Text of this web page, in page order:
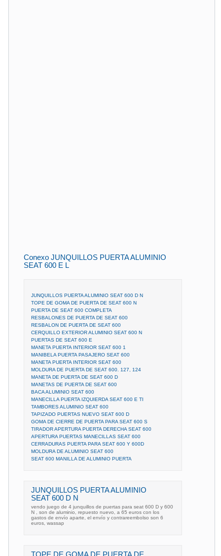
Conexo JUNQUILLOS PUERTA ALUMINIO
SEAT 600 E L
JUNQUILLOS PUERTA ALUMINIO SEAT 600 D N
TOPE DE GOMA DE PUERTA DE SEAT 600 N
PUERTA DE SEAT 600 COMPLETA
RESBALONES DE PUERTA DE SEAT 600
RESBALON DE PUERTA DE SEAT 600
CERQUILLO EXTERIOR ALUMINIO SEAT 600 N
PUERTAS DE SEAT 600 E
MANETA PUERTA INTERIOR SEAT 600 1
MANIBELA PUERTA PASAJERO SEAT 600
MANETA PUERTA INTERIOR SEAT 600
MOLDURA DE PUERTA DE SEAT 600. 127, 124
MANETA DE PUERTA DE SEAT 600 D
MANETAS DE PUERTA DE SEAT 600
BACA ALUMINIO SEAT 600
MANECILLA PUERTA IZQUIERDA SEAT 600 E TI
TAMBORES ALUMINIO SEAT 600
TAPIZADO PUERTAS NUEVO SEAT 600 D
GOMA DE CIERRE DE PUERTA PARA SEAT 600 S
TIRADOR APERTURA PUERTA DERECHA SEAT 600
APERTURA PUERTAS MANECILLAS SEAT 600
CERRADURAS PUERTA PARA SEAT 600 Y 600D
MOLDURA DE ALUMINIO SEAT 600
SEAT 600 MANILLA DE ALUMINIO PUERTA
JUNQUILLOS PUERTA ALUMINIO
SEAT 600 D N
vendo juego de 4 junquillos de puertas para seat 600 D y 600
N , son de aluminio, repuesto nuevo, a 65 euros con los
gastos de envío aparte, el envío y contrareembolso son 6
euros, wassap